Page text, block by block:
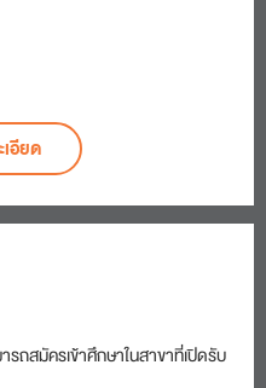
อียด
สมัครเข้าศึกษาในสาขาที่เปิดรับ